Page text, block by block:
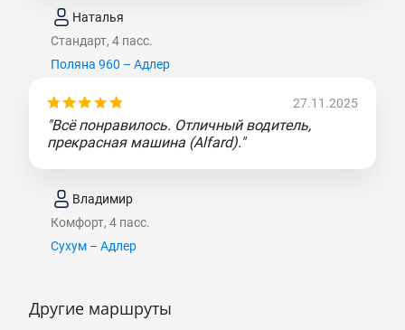
Наталья
Стандарт, 4 пасс.
Поляна 960 – Адлер
27.11.2025
"Всё понравилось. Отличный водитель,
прекрасная машина (Alfard)."
Владимир
Комфорт, 4 пасс.
Сухум – Адлер
Другие маршруты